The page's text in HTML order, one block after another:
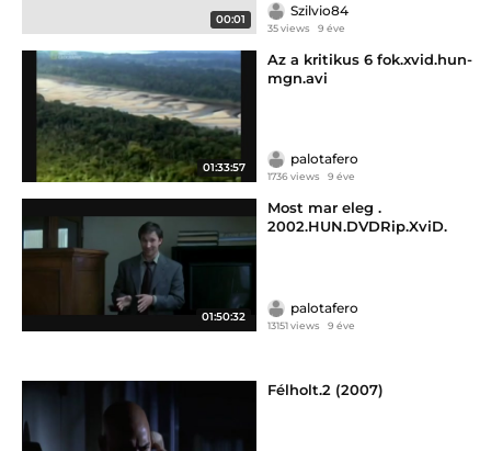
00:01
Szilvio84
35 views 9 éve
01:33:57
Az a kritikus 6 fok.xvid.hun-
mgn.avi
palotafero
1736 views 9 éve
01:50:32
Most mar eleg .
2002.HUN.DVDRip.XviD.
palotafero
13151 views 9 éve
Félholt.2 (2007)